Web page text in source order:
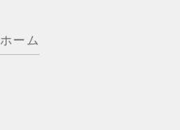
ホーム